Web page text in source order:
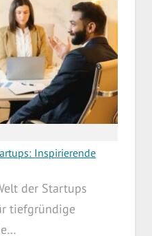
Inspirierende
der Startups
tiefgründige